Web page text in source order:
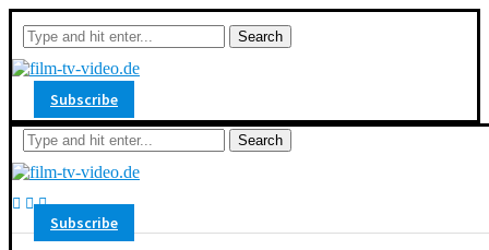
Search
Subscribe
Search
Subscribe